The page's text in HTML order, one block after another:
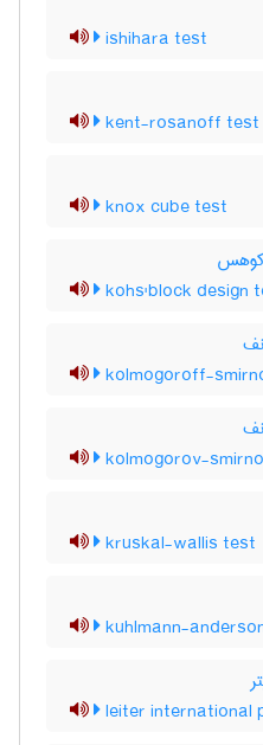
ishihara test
kent-rosanoff test
knox cube test
کوهس
kohs'block design
kolmogoroff-
kolmogorov-
kruskal-wallis test
kuhlmann-
leiter international